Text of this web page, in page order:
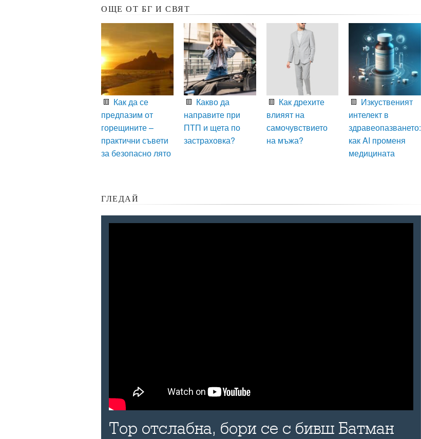
ОЩЕ ОТ БГ И СВЯТ
Как да се
предпазим от
горещините –
практични съвети
за безопасно лято
Какво да
направите при
ПТП и щета по
застраховка?
Как дрехите
влияят на
самочувствието
на мъжа?
Изкуственият
интелект в
здравеопазването:
как AI променя
медицината
ГЛЕДАЙ
Тор отслабна, бори се с бивш Батман